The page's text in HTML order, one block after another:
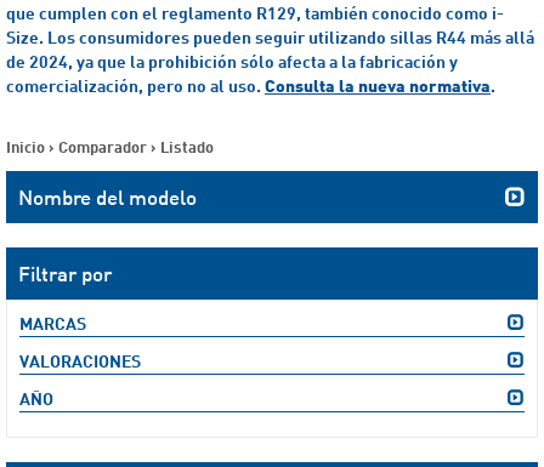
que cumplen con el reglamento R129, también conocido como i-
Size. Los consumidores pueden seguir utilizando sillas R44 más allá
de 2024, ya que la prohibición sólo afecta a la fabricación y
comercialización, pero no al uso. Consulta la nueva normativa.
Inicio > Comparador > Listado
Nombre del modelo
Filtrar por
MARCAS
VALORACIONES
AÑO